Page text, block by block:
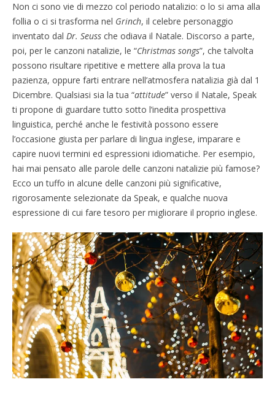
Non ci sono vie di mezzo col periodo natalizio: o lo si ama alla
follia o ci si trasforma nel Grinch, il celebre personaggio
inventato dal Dr. Seuss che odiava il Natale. Discorso a parte,
poi, per le canzoni natalizie, le “Christmas songs”, che talvolta
possono risultare ripetitive e mettere alla prova la tua
pazienza, oppure farti entrare nell’atmosfera natalizia già dal 1
Dicembre. Qualsiasi sia la tua “attitude” verso il Natale, Speak
ti propone di guardare tutto sotto l’inedita prospettiva
linguistica, perché anche le festività possono essere
l’occasione giusta per parlare di lingua inglese, imparare e
capire nuovi termini ed espressioni idiomatiche. Per esempio,
hai mai pensato alle parole delle canzoni natalizie più famose?
Ecco un tuffo in alcune delle canzoni più significative,
rigorosamente selezionate da Speak, e qualche nuova
espressione di cui fare tesoro per migliorare il proprio inglese.